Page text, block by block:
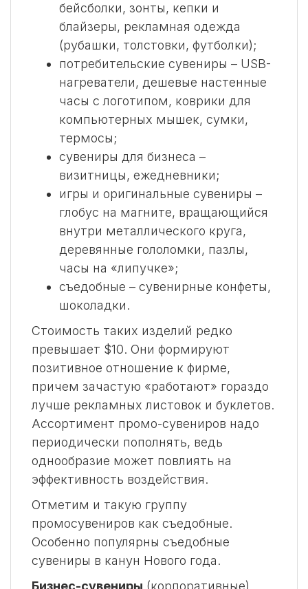
бейсболки, зонты, кепки и
блайзеры, рекламная одежда
(рубашки, толстовки, футболки);
потребительские сувениры – USB-
нагреватели, дешевые настенные
часы с логотипом, коврики для
компьютерных мышек, сумки,
термосы;
сувениры для бизнеса –
визитницы, ежедневники;
игры и оригинальные сувениры –
глобус на магните, вращающийся
внутри металлического круга,
деревянные гололомки, пазлы,
часы на «липучке»;
съедобные – сувенирные конфеты,
шоколадки.
Стоимость таких изделий редко
превышает $10. Они формируют
позитивное отношение к фирме,
причем зачастую «работают» гораздо
лучше рекламных листовок и буклетов.
Ассортимент промо-сувениров надо
периодически пополнять, ведь
однообразие может повлиять на
эффективность воздействия.
Отметим и такую группу
промосувениров как съедобные.
Особенно популярны съедобные
сувениры в канун Нового года.
Бизнес-сувениры (корпоративные)